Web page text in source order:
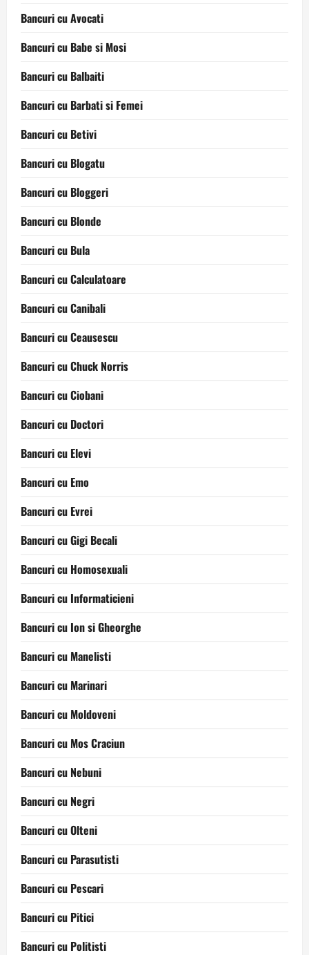
Bancuri cu Avocati
Bancuri cu Babe si Mosi
Bancuri cu Balbaiti
Bancuri cu Barbati si Femei
Bancuri cu Betivi
Bancuri cu Blogatu
Bancuri cu Bloggeri
Bancuri cu Blonde
Bancuri cu Bula
Bancuri cu Calculatoare
Bancuri cu Canibali
Bancuri cu Ceausescu
Bancuri cu Chuck Norris
Bancuri cu Ciobani
Bancuri cu Doctori
Bancuri cu Elevi
Bancuri cu Emo
Bancuri cu Evrei
Bancuri cu Gigi Becali
Bancuri cu Homosexuali
Bancuri cu Informaticieni
Bancuri cu Ion si Gheorghe
Bancuri cu Manelisti
Bancuri cu Marinari
Bancuri cu Moldoveni
Bancuri cu Mos Craciun
Bancuri cu Nebuni
Bancuri cu Negri
Bancuri cu Olteni
Bancuri cu Parasutisti
Bancuri cu Pescari
Bancuri cu Pitici
Bancuri cu Politisti